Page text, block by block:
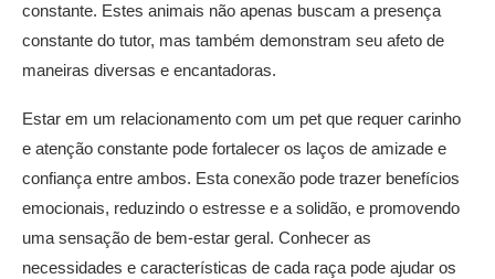
constante. Estes animais não apenas buscam a presença
constante do tutor, mas também demonstram seu afeto de
maneiras diversas e encantadoras.
Estar em um relacionamento com um pet que requer carinho
e atenção constante pode fortalecer os laços de amizade e
confiança entre ambos. Esta conexão pode trazer benefícios
emocionais, reduzindo o estresse e a solidão, e promovendo
uma sensação de bem-estar geral. Conhecer as
necessidades e características de cada raça pode ajudar os